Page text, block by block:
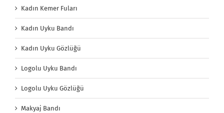
Kadın Kemer Fuları
Kadın Uyku Bandı
Kadın Uyku Gözlüğü
Logolu Uyku Bandı
Logolu Uyku Gözlüğü
Makyaj Bandı